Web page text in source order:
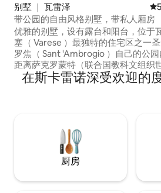
别墅 ｜ 瓦雷泽 平
带公园的自由风格别墅，带私人厢房
优雅的别墅，设有露台和阳台，位于
塞（ Varese ）最独特的住宅区之一
罗焦（ Sant 'Ambrogio ）自己的公园
距离萨克罗蒙特（联合国教科文组织
遗产）仅10分钟车程，距离科莫湖仅
钟车程，是步行、游泳和骑自行车的
周围自由奔跑，因此如果您害怕，一定
在斯卡雷诺深受欢迎的
厨房